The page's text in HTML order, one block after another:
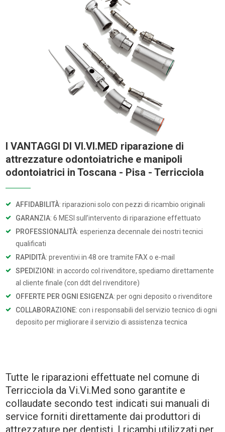
I VANTAGGI DI VI.VI.MED riparazione di
attrezzature odontoiatriche e manipoli
odontoiatrici in Toscana - Pisa - Terricciola
AFFIDABILITÀ: riparazioni solo con pezzi di ricambio originali
GARANZIA: 6 MESI sull’intervento di riparazione effettuato
PROFESSIONALITÀ: esperienza decennale dei nostri tecnici
qualificati
RAPIDITÀ: preventivi in 48 ore tramite FAX o e-mail
SPEDIZIONI : in accordo col rivenditore, spediamo direttamente
al cliente finale (con ddt del rivenditore)
OFFERTE PER OGNI ESIGENZA: per ogni deposito o rivenditore
COLLABORAZIONE: con i responsabili del servizio tecnico di ogni
deposito per migliorare il servizio di assistenza tecnica
Tutte le riparazioni effettuate nel comune di
Terricciola da Vi.Vi.Med sono garantite e
collaudate secondo test indicati sui manuali di
service forniti direttamente dai produttori di